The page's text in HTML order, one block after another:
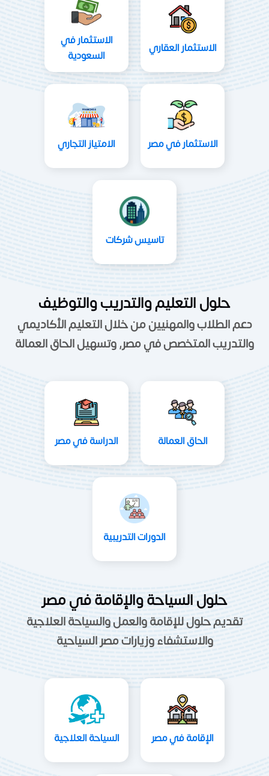
الاستثمار العقاري
الاستثمار في
السعودية
الاستثمار في مصر الامتياز التجاري
تاسيس شركات
حلول التعليم والتدريب والتوظيف
دعم الطلاب والمهنيين من خلال التعليم الأكاديمي
والتدريب المتخصص في مصر, وتسهيل الحاق العمالة
الحاق العمالة الدراسة في مصر
الدورات التدريبية
حلول السياحة والإقامة في مصر
تقديم حلول للإقامة والعمل والسياحة العلاجية
والاستشفاء وزيارات مصر السياحية
الإقامة في مصر السياحة العلاجية